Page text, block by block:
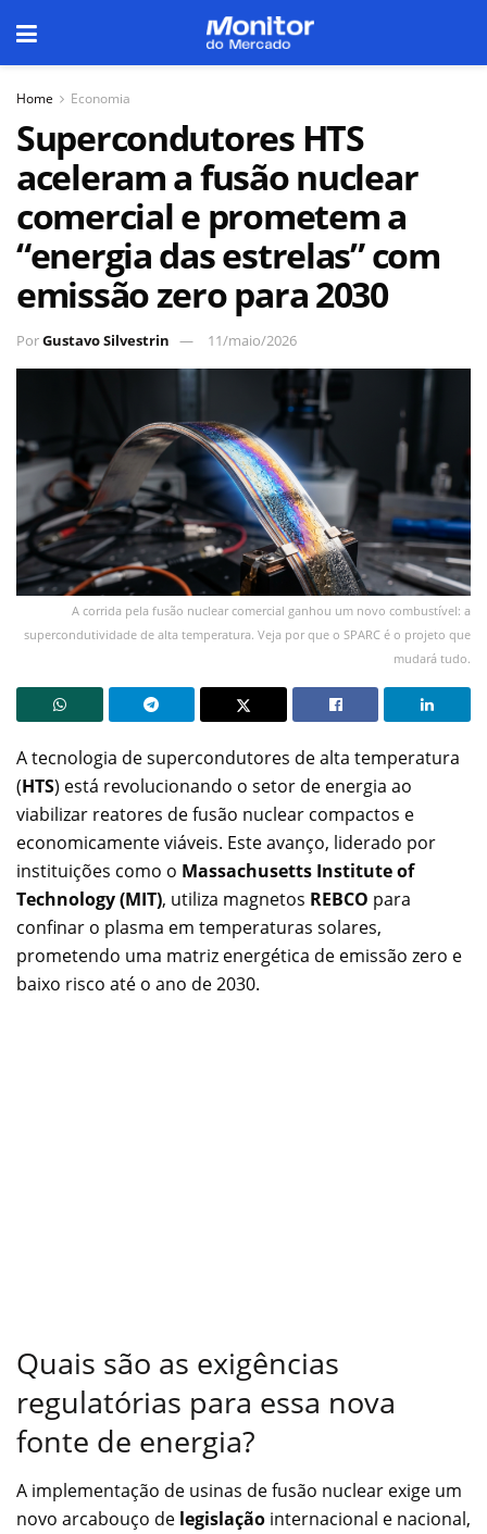
Home Economia
Supercondutores HTS
aceleram a fusão nuclear
comercial e prometem a
“energia das estrelas” com
emissão zero para 2030
PorGustavo Silvestrin 11/maio/2026
A corrida pela fusão nuclear comercial ganhou um novo combustível: a
supercondutividade de alta temperatura. Veja por que o SPARC é o projeto que
mudará tudo.
A tecnologia de supercondutores de alta temperatura
(HTS) está revolucionando o setor de energia ao
viabilizar reatores de fusão nuclear compactos e
economicamente viáveis. Este avanço, liderado por
instituições como o Massachusetts Institute of
Technology (MIT), utiliza magnetos REBCO para
confinar o plasma em temperaturas solares,
prometendo uma matriz energética de emissão zero e
baixo risco até o ano de 2030.
Quais são as exigências
regulatórias para essa nova
fonte de energia?
A implementação de usinas de fusão nuclear exige um
novo arcabouço de legislação internacional e nacional,